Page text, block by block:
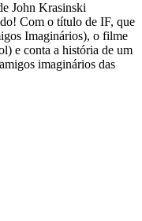
John Krasinski
Com o título de IF, que
Imaginários), o filme
e conta a história de um
imaginários das